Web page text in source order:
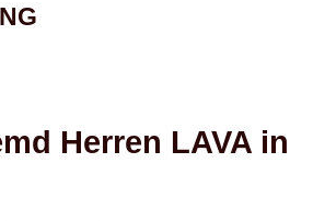
Herren LAVA in